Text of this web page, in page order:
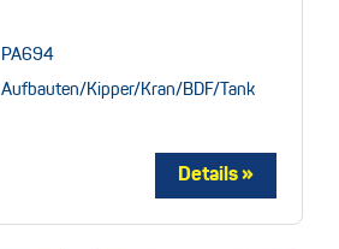
PA694
Aufbauten/Kipper/Kran/BDF/Tank